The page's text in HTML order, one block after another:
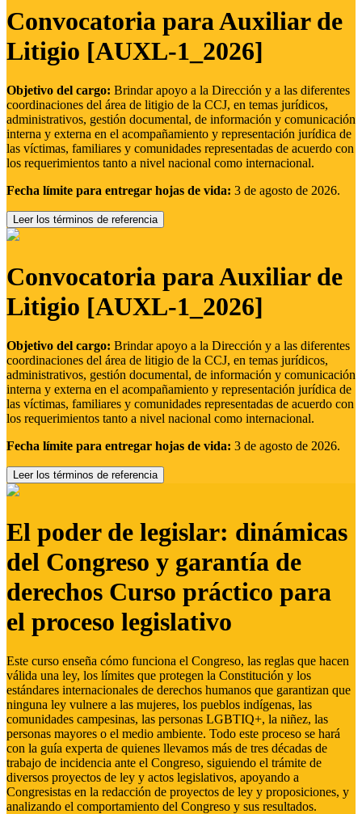
Convocatoria para Auxiliar de
Litigio [AUXL-1_2026]
Objetivo del cargo: Brindar apoyo a la Dirección y a las diferentes
coordinaciones del área de litigio de la CCJ, en temas jurídicos,
administrativos, gestión documental, de información y comunicación
interna y externa en el acompañamiento y representación jurídica de
las víctimas, familiares y comunidades representadas de acuerdo con
los requerimientos tanto a nivel nacional como internacional.
Fecha límite para entregar hojas de vida: 3 de agosto de 2026.
Leer los términos de referencia
Convocatoria para Auxiliar de
Litigio [AUXL-1_2026]
Objetivo del cargo: Brindar apoyo a la Dirección y a las diferentes
coordinaciones del área de litigio de la CCJ, en temas jurídicos,
administrativos, gestión documental, de información y comunicación
interna y externa en el acompañamiento y representación jurídica de
las víctimas, familiares y comunidades representadas de acuerdo con
los requerimientos tanto a nivel nacional como internacional.
Fecha límite para entregar hojas de vida: 3 de agosto de 2026.
Leer los términos de referencia
El poder de legislar: dinámicas
del Congreso y garantía de
derechos Curso práctico para
el proceso legislativo
Este curso enseña cómo funciona el Congreso, las reglas que hacen
válida una ley, los límites que protegen la Constitución y los
estándares internacionales de derechos humanos que garantizan que
ninguna ley vulnere a las mujeres, los pueblos indígenas, las
comunidades campesinas, las personas LGBTIQ+, la niñez, las
personas mayores o el medio ambiente. Todo este proceso se hará
con la guía experta de quienes llevamos más de tres décadas de
trabajo de incidencia ante el Congreso, siguiendo el trámite de
diversos proyectos de ley y actos legislativos, apoyando a
Congresistas en la redacción de proyectos de ley y proposiciones, y
analizando el comportamiento del Congreso y sus resultados.